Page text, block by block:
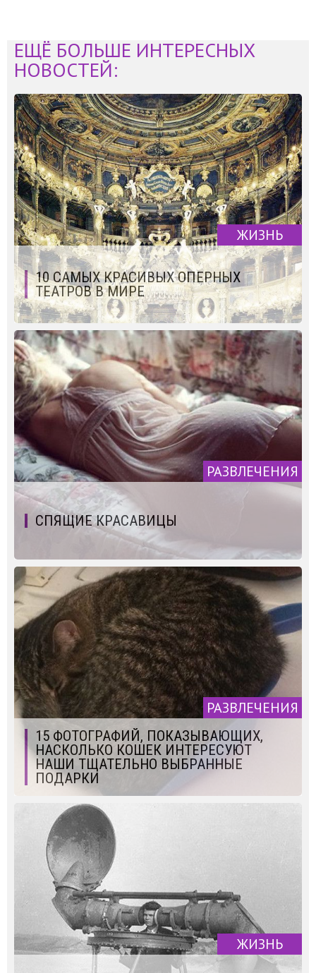
ЕЩЁ БОЛЬШЕ ИНТЕРЕСНЫХ
НОВОСТЕЙ:
ЖИЗНЬ
10 САМЫХ КРАСИВЫХ ОПЕРНЫХ
ТЕАТРОВ В МИРЕ
РАЗВЛЕЧЕНИЯ
СПЯЩИЕ КРАСАВИЦЫ
РАЗВЛЕЧЕНИЯ
15 ФОТОГРАФИЙ, ПОКАЗЫВАЮЩИХ,
НАСКОЛЬКО КОШЕК ИНТЕРЕСУЮТ
НАШИ ТЩАТЕЛЬНО ВЫБРАННЫЕ
ПОДАРКИ
ЖИЗНЬ